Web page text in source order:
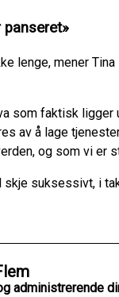
panseret»
lenge, mener
som faktisk
av å lage
og som vi er
skje suksessivt, i
administrerende